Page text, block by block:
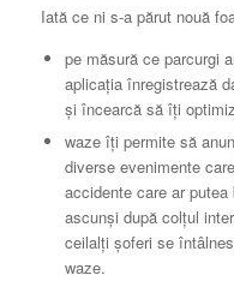
Iată ce ni s-a părut nouă
pe măsură ce parcurgi
aplicația înregistrează
și încearcă să îți
waze îți permite să
diverse evenimente
accidente care ar
ascunși după colțul
ceilalți șoferi se
waze.